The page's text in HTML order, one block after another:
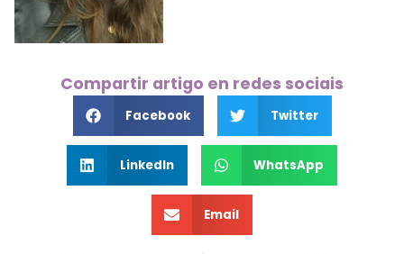
Compartir artigo en redes sociais
Facebook Twitter
LinkedIn WhatsApp
Email